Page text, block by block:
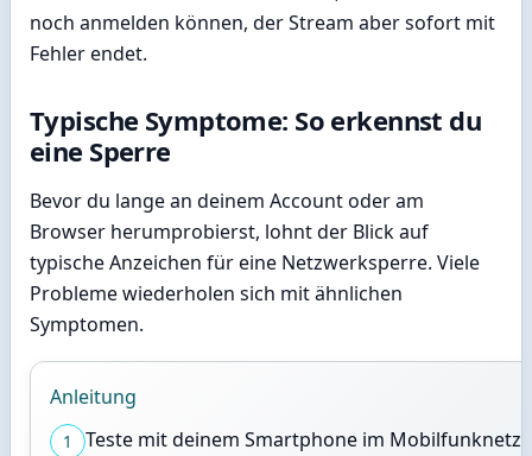
noch anmelden können, der Stream aber sofort mit
Fehler endet.
Typische Symptome: So erkennst du
eine Sperre
Bevor du lange an deinem Account oder am
Browser herumprobierst, lohnt der Blick auf
typische Anzeichen für eine Netzwerksperre. Viele
Probleme wiederholen sich mit ähnlichen
Symptomen.
Anleitung
1
Teste mit deinem Smartphone im Mobilfunknetz